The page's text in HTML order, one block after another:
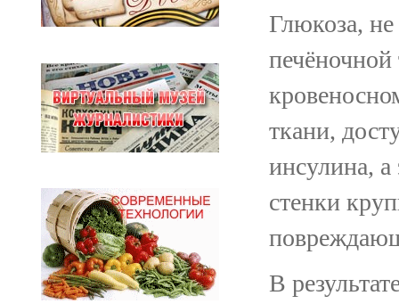
Глюкоза,
печёночной
ткани,
инсулина, а
стенки
В